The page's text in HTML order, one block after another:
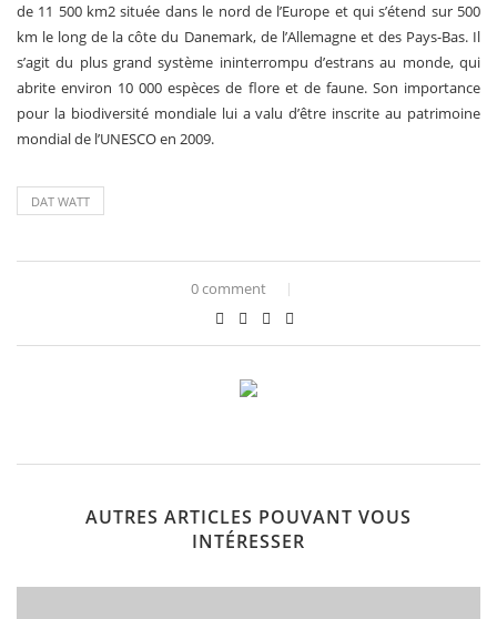
de 11 500 km2 située dans le nord de l’Europe et qui s’étend sur 500
km le long de la côte du Danemark, de l’Allemagne et des Pays-Bas. Il
s’agit du plus grand système ininterrompu d’estrans au monde, qui
abrite environ 10 000 espèces de flore et de faune. Son importance
pour la biodiversité mondiale lui a valu d’être inscrite au patrimoine
mondial de l’UNESCO en 2009.
DAT WATT
0 comment
AUTRES ARTICLES POUVANT VOUS
INTÉRESSER